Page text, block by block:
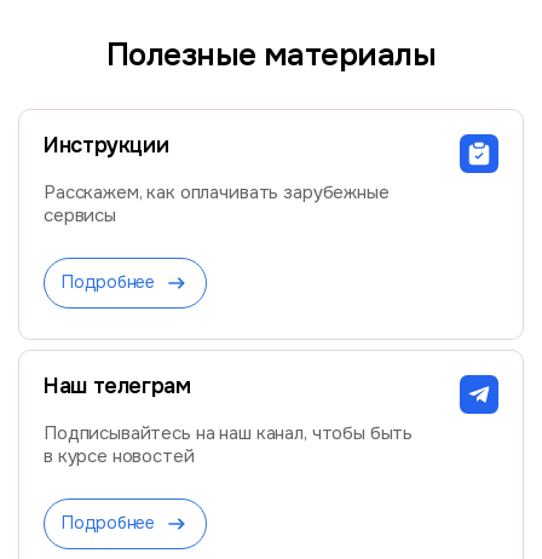
Полезные материалы
Инструкции
Расскажем, как оплачивать зарубежные
сервисы
Подробнее
Наш телеграм
Подписывайтесь на наш канал, чтобы быть
в курсе новостей
Подробнее